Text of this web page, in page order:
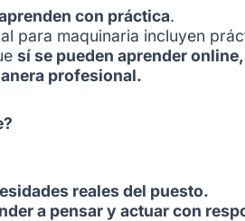
con práctica.
para maquinaria incluyen
sí se pueden aprender
profesional.
reales del puesto.
a pensar y actuar con